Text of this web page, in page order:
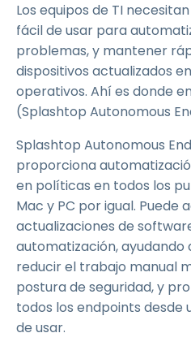
Los equipos de TI
fácil de usar para
problemas, y mantener
dispositivos actualizados
operativos. Ahí es donde
(Splashtop Autonomous
Splashtop Autonomous
proporciona
en políticas en todos los
Mac y PC por igual. Puede
actualizaciones de
automatización, ayudando
reducir el trabajo manual
postura de seguridad, y
todos los endpoints
de usar.